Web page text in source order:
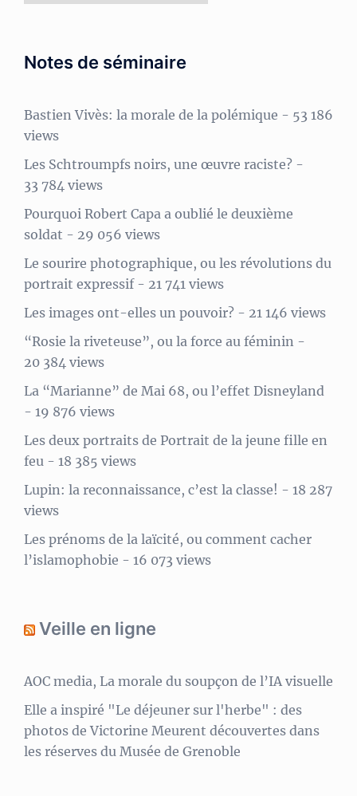
Notes de séminaire
Bastien Vivès: la morale de la polémique - 53 186
views
Les Schtroumpfs noirs, une œuvre raciste? -
33 784 views
Pourquoi Robert Capa a oublié le deuxième
soldat - 29 056 views
Le sourire photographique, ou les révolutions du
portrait expressif- 21 741 views
Les images ont-elles un pouvoir? - 21 146 views
“Rosie la riveteuse”, ou la force au féminin -
20 384 views
La “Marianne” de Mai 68, ou l’effet Disneyland
- 19 876 views
Les deux portraits de Portrait de la jeune fille en
feu - 18 385 views
Lupin: la reconnaissance, c’est la classe! - 18 287
views
Les prénoms de la laïcité, ou comment cacher
l’islamophobie - 16 073 views
Veille en ligne
AOC media, La morale du soupçon de l’IA visuelle
Elle a inspiré "Le déjeuner sur l'herbe" : des
photos de Victorine Meurent découvertes dans
les réserves du Musée de Grenoble